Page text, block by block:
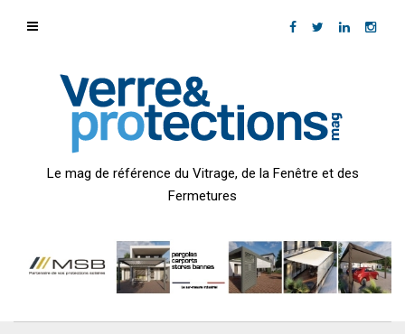
Le mag de référence du Vitrage, de la Fenêtre et des
Fermetures